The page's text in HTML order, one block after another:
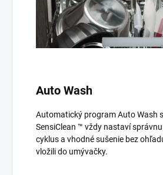
Auto Wash
Automatický program Auto Wash
SensiClean ™ vždy nastaví
cyklus a vhodné sušenie bez
vložili do umývačky.